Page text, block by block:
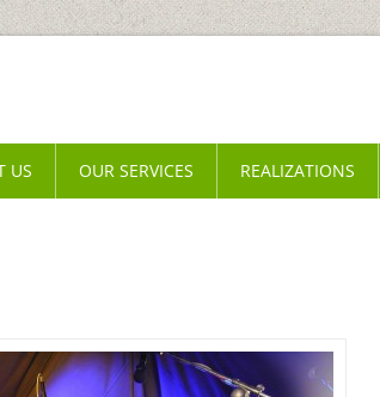
US OUR SERVICES REALIZATIONS